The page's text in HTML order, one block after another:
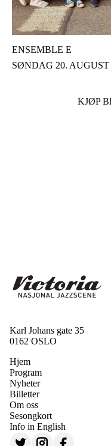
ENSEMBLE E
SØNDAG 20. AUGUST
KJØP
Karl Johans gate 35
0162 OSLO
Hjem
Program
Nyheter
Billetter
Om oss
Sesongkort
Info in English